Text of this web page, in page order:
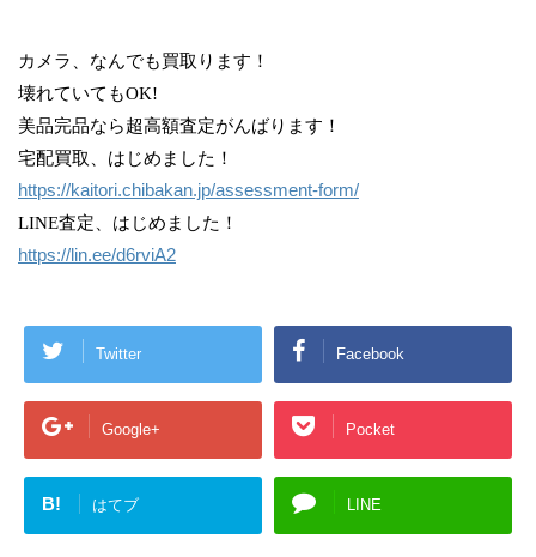
カメラ、なんでも買取ります！
壊れていてもOK!
美品完品なら超高額査定がんばります！
宅配買取、はじめました！
https://kaitori.chibakan.jp/assessment-form/
LINE査定、はじめました！
https://lin.ee/d6rviA2
Twitter Facebook
Google+ Pocket
B! はてブ LINE